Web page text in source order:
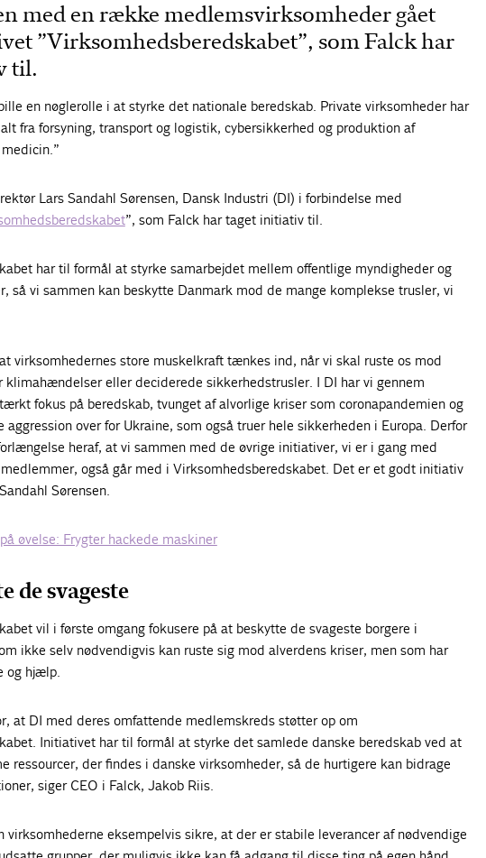
med en række medlemsvirksomheder gået
”Virksomhedsberedskabet”, som Falck har
til.
en nøglerolle i at styrke det nationale beredskab. Private virksomheder har
fra forsyning, transport og logistik, cybersikkerhed og produktion af
Lars Sandahl Sørensen, Dansk Industri (DI) i forbindelse med
”, som Falck har taget initiativ til.
har til formål at styrke samarbejdet mellem offentlige myndigheder og
så vi sammen kan beskytte Danmark mod de mange komplekse trusler, vi
virksomhedernes store muskelkraft tænkes ind, når vi skal ruste os mod
klimahændelser eller deciderede sikkerhedstrusler. I DI har vi gennem
fokus på beredskab, tvunget af alvorlige kriser som coronapandemien og
aggression over for Ukraine, som også truer hele sikkerheden i Europa. Derfor
heraf, at vi sammen med de øvrige initiativer, vi er i gang med
også går med i Virksomhedsberedskabet. Det er et godt initiativ
Sørensen.
øvelse: Frygter hackede maskiner
de svageste
vil i første omgang fokusere på at beskytte de svageste borgere i
ikke selv nødvendigvis kan ruste sig mod alverdens kriser, men som har
og hjælp.
at DI med deres omfattende medlemskreds støtter op om
Initiativet har til formål at styrke det samlede danske beredskab ved at
ressourcer, der findes i danske virksomheder, så de hurtigere kan bidrage
siger CEO i Falck, Jakob Riis.
virksomhederne eksempelvis sikre, at der er stabile leverancer af nødvendige